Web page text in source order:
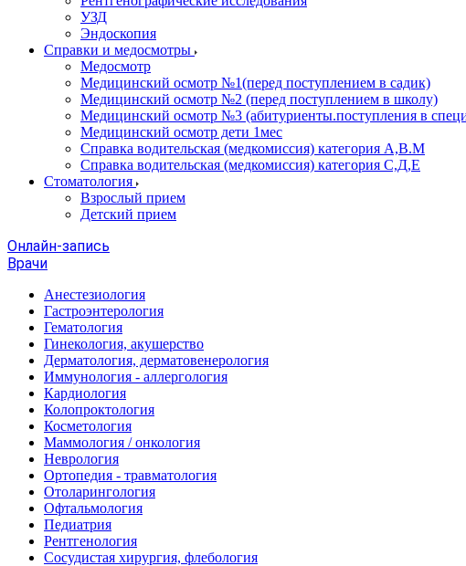
УЗД
Эндоскопия
Справки и медосмотры
Медосмотр
Медицинский осмотр №1(перед поступлением в садик)
Медицинский осмотр №2 (перед поступлением в школу)
Медицинский осмотр №3 (абитуриенты.поступления в
Медицинский осмотр дети 1мес
Справка водительская (медкомиссия) категория А,В.М
Справка водительская (медкомиссия) категория С,Д,Е
Стоматология
Взрослый прием
Детский прием
Онлайн-запись
Врачи
Анестезиология
Гастроэнтерология
Гематология
Гинекология, акушерство
Дерматология, дерматовенерология
Иммунология - аллергология
Кардиология
Колопроктология
Косметология
Маммология / онкология
Неврология
Ортопедия - травматология
Отоларингология
Офтальмология
Педиатрия
Рентгенология
Сосудистая хирургия, флебология